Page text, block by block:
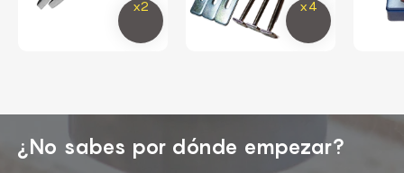
¿No sabes por dónde empezar?